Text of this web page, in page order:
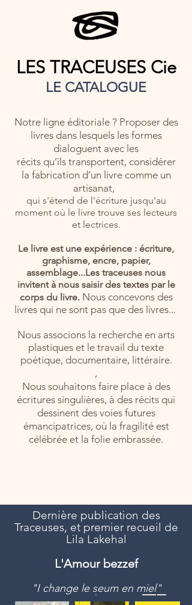
LES TRACEUSES Cie
LE CATALOGUE
Notre ligne éditoriale ? Proposer des
livres dans lesquels les formes
dialoguent avec les
récits qu’ils transportent, considérer
la fabrication d’un livre comme un
artisanat,
qui s'étend de l'écriture jusqu'au
moment où le livre trouve ses lecteurs
et lectrices.
Le livre est une expérience : écriture,
graphisme, encre, papier,
assemblage...Les traceuses nous
invitent à nous saisir des textes par le
corps du livre. Nous concevons des
livres qui ne sont pas que des livres...
Nous associons la recherche en arts
plastiques et le travail du texte
poétique, documentaire, littéraire.
,
Nous souhaitons faire place à des
écritures singulières, à des récits qui
dessinent des voies futures
émancipatrices, où la fragilité est
célébrée et la folie embrassée.
Dernière publication des
Traceuses, et premier recueil de
Lila Lakehal
L'Amour bezzef
"I change le seum en miel"